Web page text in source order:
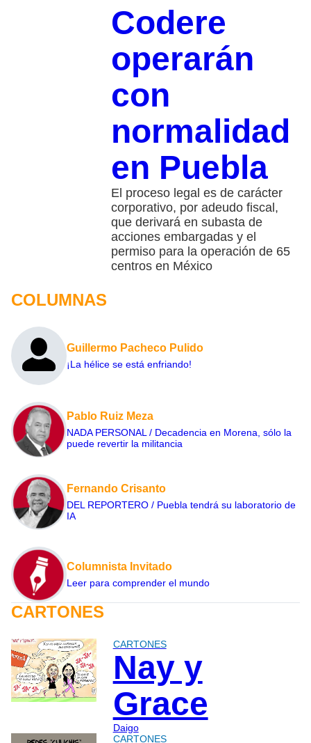
Codere
operarán
con
normalidad
en Puebla
El proceso legal es de carácter
corporativo, por adeudo fiscal,
que derivará en subasta de
acciones embargadas y el
permiso para la operación de 65
centros en México
COLUMNAS
Guillermo Pacheco Pulido
¡La hélice se está enfriando!
Pablo Ruiz Meza
NADA PERSONAL / Decadencia en Morena, sólo la
puede revertir la militancia
Fernando Crisanto
DEL REPORTERO / Puebla tendrá su laboratorio de
IA
Columnista Invitado
Leer para comprender el mundo
CARTONES
CARTONES
Nay y
Grace
Daigo
CARTONES